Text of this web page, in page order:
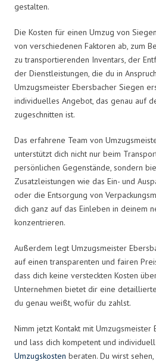
gestalten.
Die Kosten für einen Umzug von
von verschiedenen Faktoren ab, zum
zu transportierenden Inventars, der
der Dienstleistungen, die du in
Umzugsmeister Ebersbacher Siegen
individuelles Angebot, das genau auf
zugeschnitten ist.
Das erfahrene Team von
unterstützt dich nicht nur beim
persönlichen Gegenstände, sondern
Zusatzleistungen wie das Ein- und
oder die Entsorgung von
dich ganz auf das Einleben in deinem
konzentrieren.
Außerdem legt Umzugsmeister
auf einen transparenten und fairen
dass dich keine versteckten Kosten
Unternehmen bietet dir eine
du genau weißt, wofür du zahlst.
Nimm jetzt Kontakt mit Umzugsmeister
und lass dich kompetent und
Umzugskosten beraten. Du wirst